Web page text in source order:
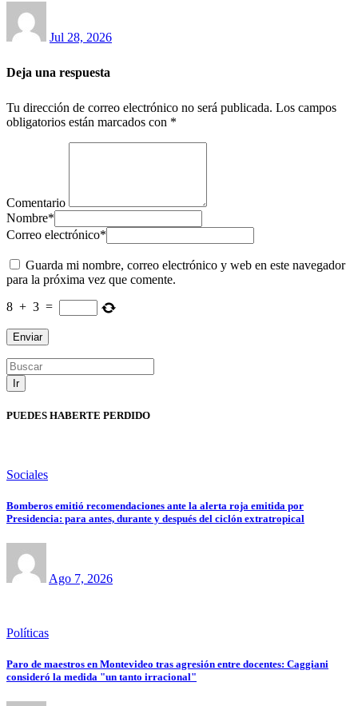
Jul 28, 2026
Deja una respuesta
Tu dirección de correo electrónico no será publicada. Los campos
obligatorios están marcados con *
Comentario
Nombre*
Correo electrónico*
Guarda mi nombre, correo electrónico y web en este navegador
para la próxima vez que comente.
8 + 3 =
Ir
PUEDES HABERTE PERDIDO
Sociales
Bomberos emitió recomendaciones ante la alerta roja emitida por
Presidencia: para antes, durante y después del ciclón extratropical
Ago 7, 2026
Políticas
Paro de maestros en Montevideo tras agresión entre docentes: Caggiani
consideró la medida "un tanto irracional"